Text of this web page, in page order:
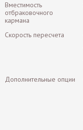
Вместимость
отбраковочного
кармана
Скорость пересчета
Дополнительные опции